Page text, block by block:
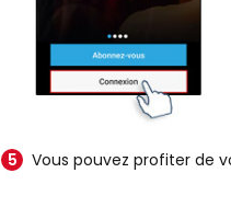
Vous pouvez profiter de